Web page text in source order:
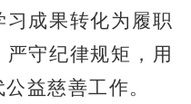
成果转化为履职
守纪律规矩，用
益慈善工作。